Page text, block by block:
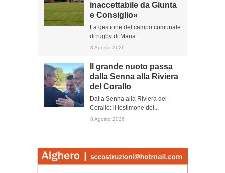
inaccettabile da Giunta
e Consiglio»
La gestione del campo comunale
di rugby di Maria...
8 Agosto 2026
Il grande nuoto passa
dalla Senna alla Riviera
del Corallo
Dalla Senna alla Riviera del
Corallo: il testimone del...
8 Agosto 2026